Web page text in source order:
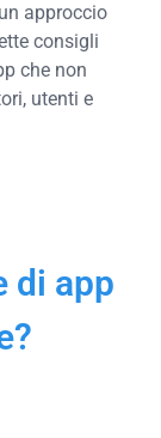
approccio
consigli
che non
utenti e
di app